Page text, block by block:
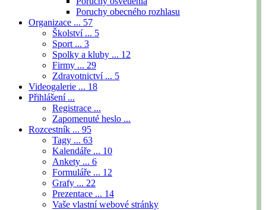
Poruchy obecného rozhlasu
Organizace ... 57
Školství ... 5
Sport ... 3
Spolky a kluby ... 12
Firmy ... 29
Zdravotnictví ... 5
Videogalerie ... 18
Přihlášení ...
Registrace ...
Zapomenuté heslo ...
Rozcestník ... 95
Tagy ... 63
Kalendáře ... 10
Ankety ... 6
Formuláře ... 12
Grafy ... 22
Prezentace ... 14
Vaše vlastní webové stránky